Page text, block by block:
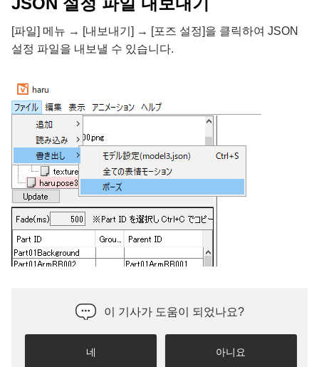
[파일] 메뉴 → [내보내기] → [포즈 설정]을 클릭하여 JSON
설정 파일을 내보낼 수 있습니다.
이 기사가 도움이 되었나요?
네 아니요